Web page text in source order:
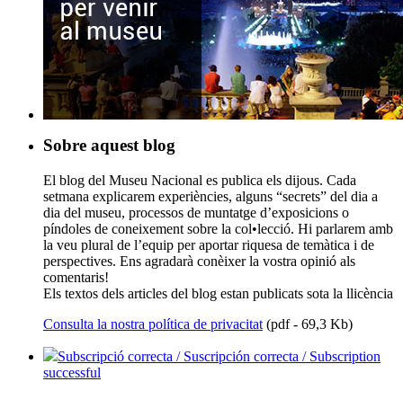
Sobre aquest blog
El blog del Museu Nacional es publica els dijous. Cada
setmana explicarem experiències, alguns “secrets” del dia a
dia del museu, processos de muntatge d’exposicions o
píndoles de coneixement sobre la col•lecció. Hi parlarem amb
la veu plural de l’equip per aportar riquesa de temàtica i de
perspectives. Ens agradarà conèixer la vostra opinió als
comentaris!
Els textos dels articles del blog estan publicats sota la llicència
Consulta la nostra política de privacitat (pdf - 69,3 Kb)
Subscripció correcta / Suscripción correcta / Subscription
successful